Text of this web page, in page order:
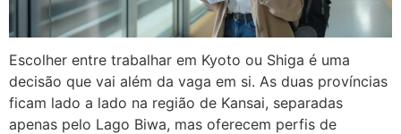
Escolher entre trabalhar em Kyoto ou Shiga é uma
decisão que vai além da vaga em si. As duas províncias
ficam lado a lado na região de Kansai, separadas
apenas pelo Lago Biwa, mas oferecem perfis de